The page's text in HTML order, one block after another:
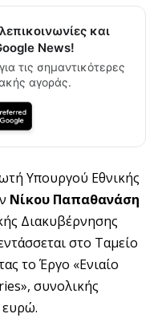
και
News!
τις σημαντικότερες
αγοράς.
Υπουργού Εθνικής
Νίκου Παπαθανάση
Διακυβέρνησης
στο Ταμείο
το Έργο «Ενιαίο
συνολικής
ευρώ.